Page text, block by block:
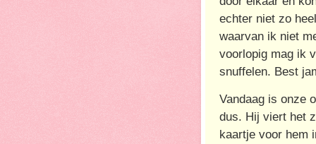
echter niet zo
waarvan ik niet
voorlopig mag ik
snuffelen. Best
Vandaag is onze
dus. Hij viert het
kaartje voor hem